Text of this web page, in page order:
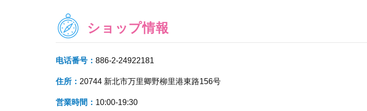
ショップ情報
电话番号： 886-2-24922181
住所： 20744 新北市万里卿野柳里港東路156号
営業時間： 10:00-19:30